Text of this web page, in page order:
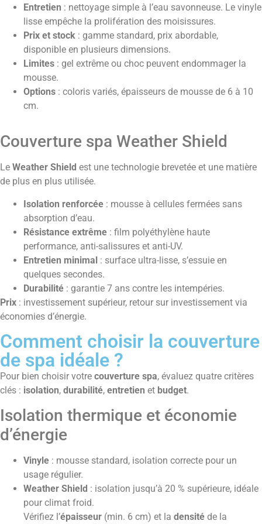
Entretien : nettoyage simple à l’eau savonneuse. Le vinyle
lisse empêche la prolifération des moisissures.
Prix et stock : gamme standard, prix abordable,
disponible en plusieurs dimensions.
Limites : gel extrême ou choc peuvent endommager la
mousse.
Options : coloris variés, épaisseurs de mousse de 6 à 10
cm.
Couverture spa Weather Shield
Le Weather Shield est une technologie brevetée et une matière
de plus en plus utilisée.
Isolation renforcée : mousse à cellules fermées sans
absorption d’eau.
Résistance extrême : film polyéthylène haute
performance, anti-salissures et anti-UV.
Entretien minimal : surface ultra-lisse, s’essuie en
quelques secondes.
Durabilité : garantie 7 ans contre les intempéries.
Prix : investissement supérieur, retour sur investissement via
économies d’énergie.
Comment choisir la couverture
de spa idéale ?
Pour bien choisir votre couverture spa, évaluez quatre critères
clés : isolation, durabilité, entretien et budget.
Isolation thermique et économie
d’énergie
Vinyle : mousse standard, isolation correcte pour un
usage régulier.
Weather Shield : isolation jusqu’à 20 % supérieure, idéale
pour climat froid.
Vérifiez l’épaisseur (min. 6 cm) et la densité de la